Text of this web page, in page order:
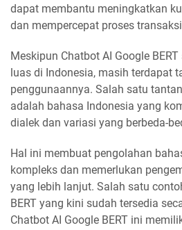
dapat membantu meningkatkan
dan mempercepat proses
Meskipun Chatbot AI Google
luas di Indonesia, masih terdapat
penggunaannya. Salah satu
adalah bahasa Indonesia yang
dialek dan variasi yang berbeda-
Hal ini membuat pengolahan
kompleks dan memerlukan
yang lebih lanjut. Salah satu
BERT yang kini sudah tersedia
Chatbot AI Google BERT ini